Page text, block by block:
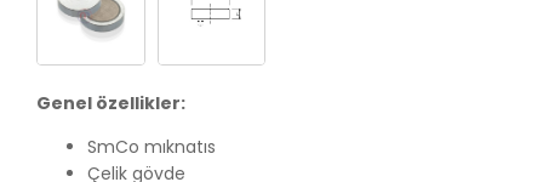
Genel özellikler:
SmCo mıknatıs
Çelik gövde